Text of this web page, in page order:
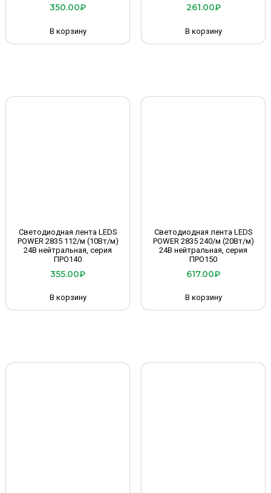
350.00₽
В корзину
261.00₽
В корзину
Светодиодная лента LEDS
POWER 2835 112/м (10Вт/м)
24В нейтральная, серия
ПРО140
355.00₽
В корзину
Светодиодная лента LEDS
POWER 2835 240/м (20Вт/м)
24В нейтральная, серия
ПРО150
617.00₽
В корзину